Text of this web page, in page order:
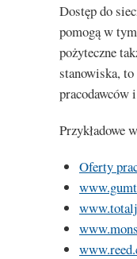
Dostęp do
pomogą w
pożyteczne
stanowiska,
pracodawców
Przykładowe
Oferty